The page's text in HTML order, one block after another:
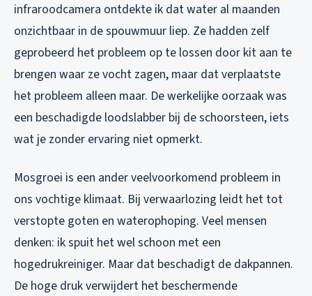
infraroodcamera ontdekte ik dat water al maanden
onzichtbaar in de spouwmuur liep. Ze hadden zelf
geprobeerd het probleem op te lossen door kit aan te
brengen waar ze vocht zagen, maar dat verplaatste
het probleem alleen maar. De werkelijke oorzaak was
een beschadigde loodslabber bij de schoorsteen, iets
wat je zonder ervaring niet opmerkt.
Mosgroei is een ander veelvoorkomend probleem in
ons vochtige klimaat. Bij verwaarlozing leidt het tot
verstopte goten en waterophoping. Veel mensen
denken: ik spuit het wel schoon met een
hogedrukreiniger. Maar dat beschadigt de dakpannen.
De hoge druk verwijdert het beschermende